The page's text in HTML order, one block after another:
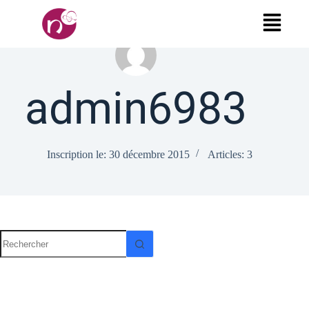
admin6983
Inscription le: 30 décembre 2015 Articles: 3